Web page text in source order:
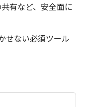
有など、安全面に
せない必須ツール